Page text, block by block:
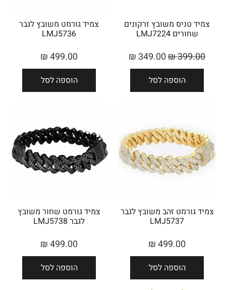
צמיד טניס משובץ זרקונים
שחורים LMJ7224
399.00
₪
349.00
₪
הוספה לסל
צמיד גורמט משובץ לגבר
LMJ5736
499.00
₪
הוספה לסל
צמיד גורמט זהב משובץ לגבר
LMJ5737
499.00
₪
הוספה לסל
צמיד גורמט שחור משובץ
לגבר LMJ5738
499.00
₪
הוספה לסל